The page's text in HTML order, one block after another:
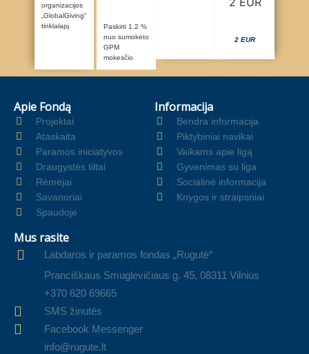
organizacijos
„GlobalGiving“
tinklalapį
Paskirti 1.2 %
nuo sumokėto
GPM
mokesčio
2 EUR
Apie Fondą
Projektai
Ataskaita
Paramos iniciatyvos
Draugystės tiltai
Rėmėjai
Savanoriai
Spaudoje
Informacija
Bendra informacija
Piktybiniai navikai
Vaikams apie ligą
Gyvenimas su liga
Socialinė informacija
Knygos ir straipsniai
Mus rasite
Labdaros ir paramos fondas „Rugutė“
Pranciškaus Smuglevičiaus g. 45, 08311 Vilnius
+370 620 69665
SMS žinutės
Facebook Messenger
info@rugute.lt